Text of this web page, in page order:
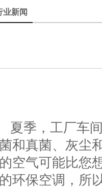
业新闻
夏季，工厂车
和真菌、灰尘
的空气可能比您
的环保空调，所